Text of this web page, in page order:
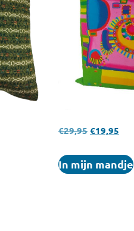
€29,95 €19,95
In mijn mandje